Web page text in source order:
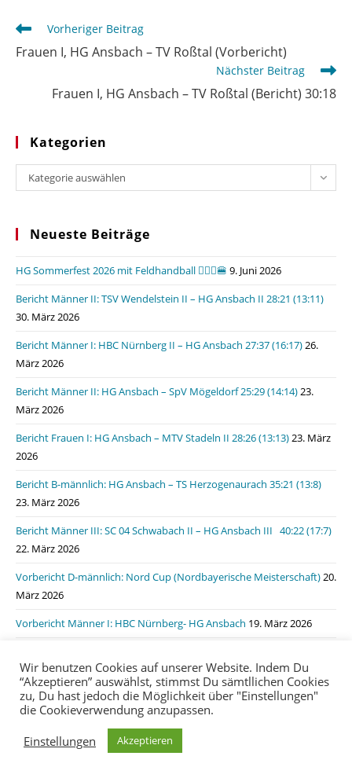
Weitere
Artikel
ansehen
Vorheriger Beitrag
Frauen I, HG Ansbach – TV Roßtal (Vorbericht)
Nächster Beitrag
Frauen I, HG Ansbach – TV Roßtal (Bericht) 30:18
Kategorien
Kategorien
Kategorie auswählen
Neueste Beiträge
HG Sommerfest 2026 mit Feldhandball 🤾🏼‍♂️🍔 9. Juni 2026
Bericht Männer II: TSV Wendelstein II – HG Ansbach II 28:21 (13:11)
30. März 2026
Bericht Männer I: HBC Nürnberg II – HG Ansbach 27:37 (16:17)26.
März 2026
Bericht Männer II: HG Ansbach – SpV Mögeldorf 25:29 (14:14)23.
März 2026
Bericht Frauen I: HG Ansbach – MTV Stadeln II 28:26 (13:13)23. März
2026
Bericht B-männlich: HG Ansbach – TS Herzogenaurach 35:21 (13:8)
23. März 2026
Bericht Männer III: SC 04 Schwabach II – HG Ansbach III 40:22 (17:7)
22. März 2026
Vorbericht D-männlich: Nord Cup (Nordbayerische Meisterschaft)20.
März 2026
Vorbericht Männer I: HBC Nürnberg- HG Ansbach 19. März 2026
19. März 2026
Impressum Datenschutzerklärung
Wir benutzen Cookies auf unserer Website. Indem Du
“Akzeptieren” auswählst, stimmst Du sämtllichen Cookies
zu, Du hast jedoch die Möglichkeit über "Einstellungen"
die Cookieverwendung anzupassen.
Einstellungen
Akzeptieren